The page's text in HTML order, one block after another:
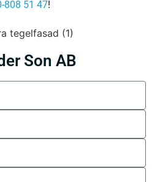
808 51 47!
Son AB